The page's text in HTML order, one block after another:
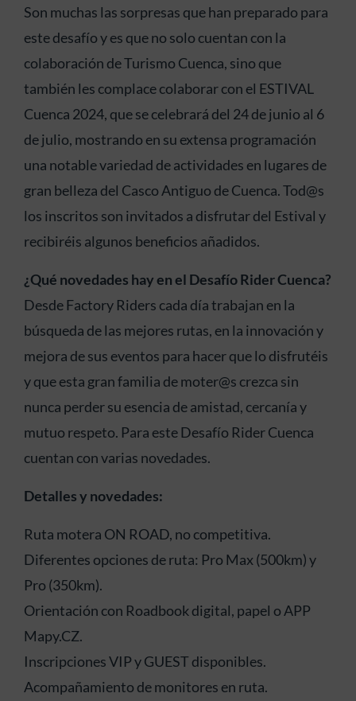
Son muchas las sorpresas que han preparado para
este desafío y es que no solo cuentan con la
colaboración de Turismo Cuenca, sino que
también les complace colaborar con el ESTIVAL
Cuenca 2024, que se celebrará del 24 de junio al 6
de julio, mostrando en su extensa programación
una notable variedad de actividades en lugares de
gran belleza del Casco Antiguo de Cuenca. Tod@s
los inscritos son invitados a disfrutar del Estival y
recibiréis algunos beneficios añadidos.
¿Qué novedades hay en el Desafío Rider Cuenca?
Desde Factory Riders cada día trabajan en la
búsqueda de las mejores rutas, en la innovación y
mejora de sus eventos para hacer que lo disfrutéis
y que esta gran familia de moter@s crezca sin
nunca perder su esencia de amistad, cercanía y
mutuo respeto. Para este Desafío Rider Cuenca
cuentan con varias novedades.
Detalles y novedades:
Ruta motera ON ROAD, no competitiva.
Diferentes opciones de ruta: Pro Max (500km) y
Pro (350km).
Orientación con Roadbook digital, papel o APP
Mapy.CZ.
Inscripciones VIP y GUEST disponibles.
Acompañamiento de monitores en ruta.